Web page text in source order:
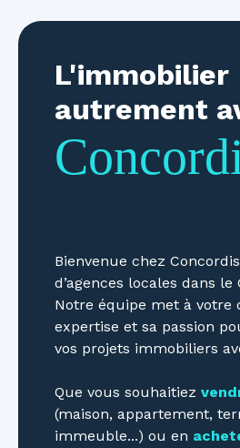
L'immobilier
autrement
Bienvenue chez
d’agences locales dans le
Notre équipe met à votre
expertise et sa passion
vos projets immobiliers
Que vous souhaitiez
(maison, appartement,
immeuble...) ou en